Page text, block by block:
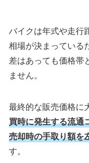
バイクは年式や走行
相場が決まっている
差はあっても価格帯
ません。
最終的な販売価格に
買時に発生する流通
売却時の手取り額を
す。